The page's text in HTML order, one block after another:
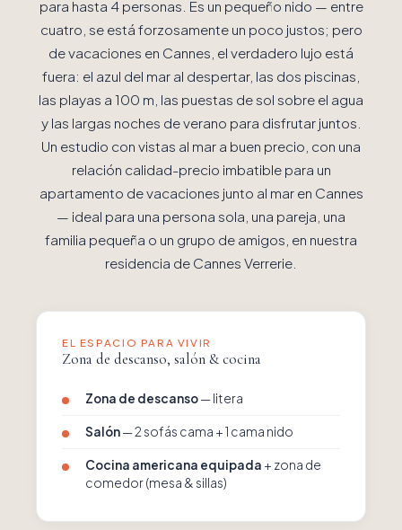
para hasta 4 personas. Es un pequeño nido — entre
cuatro, se está forzosamente un poco justos; pero
de vacaciones en Cannes, el verdadero lujo está
fuera: el azul del mar al despertar, las dos piscinas,
las playas a 100 m, las puestas de sol sobre el agua
y las largas noches de verano para disfrutar juntos.
Un estudio con vistas al mar a buen precio, con una
relación calidad-precio imbatible para un
apartamento de vacaciones junto al mar en Cannes
— ideal para una persona sola, una pareja, una
familia pequeña o un grupo de amigos, en nuestra
residencia de Cannes Verrerie.
EL ESPACIO PARA VIVIR
Zona de descanso, salón & cocina
Zona de descanso— litera
Salón— 2 sofás cama + 1 cama nido
Cocina americana equipada + zona de
comedor (mesa & sillas)